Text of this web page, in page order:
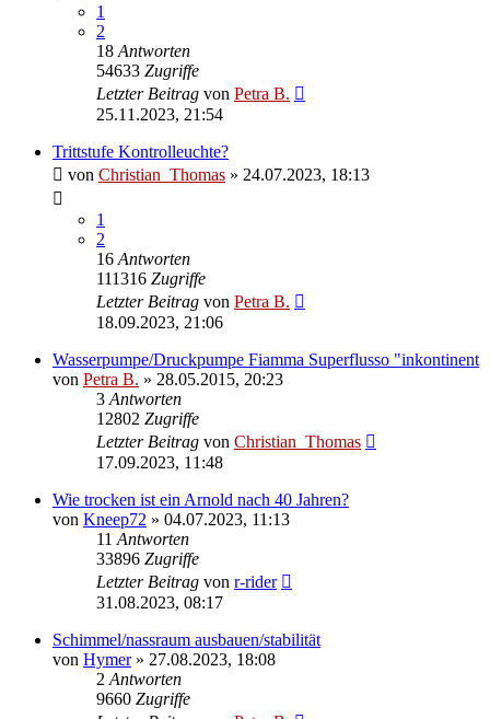
1
2
18 Antworten
54633 Zugriffe
Letzter Beitrag von Petra B.
25.11.2023, 21:54
Trittstufe Kontrolleuchte?
von Christian_Thomas » 24.07.2023, 18:13
1
2
16 Antworten
111316 Zugriffe
Letzter Beitrag von Petra B.
18.09.2023, 21:06
Wasserpumpe/Druckpumpe Fiamma Superflusso "inkontinent
von Petra B. » 28.05.2015, 20:23
3 Antworten
12802 Zugriffe
Letzter Beitrag von Christian_Thomas
17.09.2023, 11:48
Wie trocken ist ein Arnold nach 40 Jahren?
von Kneep72 » 04.07.2023, 11:13
11 Antworten
33896 Zugriffe
Letzter Beitrag von r-rider
31.08.2023, 08:17
Schimmel/nassraum ausbauen/stabilität
von Hymer» 27.08.2023, 18:08
2 Antworten
9660 Zugriffe